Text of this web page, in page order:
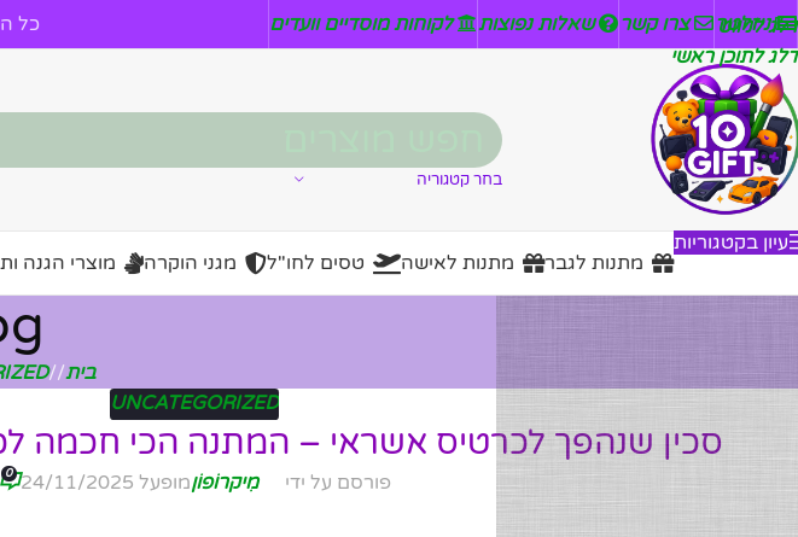
דלג לניווט
דלג לתוכן ראשי
ניזלטר צרו קשר שאלות נפוצות לקוחות מוסדיים וועדים כל
בחר קטגוריה
עיון בקטגוריות
מתנות לגבר
מתנות לאישה טסים לחו"ל מגני הוקרה מוצרי הגנה
בית/
UNCATEGORIZED
סכין שנהפך לכרטיס אשראי – המתנה הכי חכמה
פורסם על ידי מִיקרוֹפוֹןמופעל 24/11/2025 0